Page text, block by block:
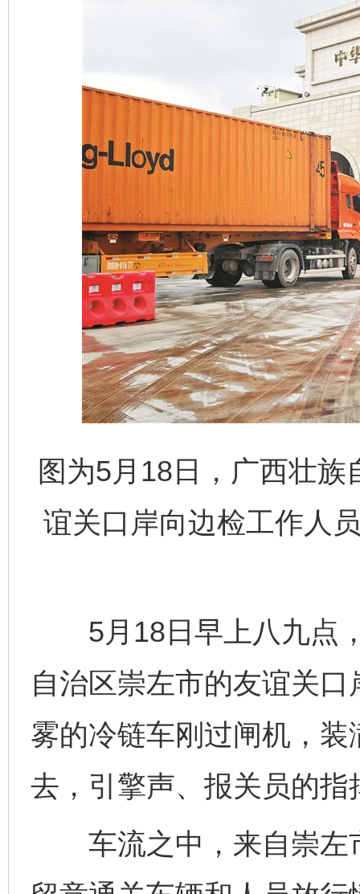
图为5月18日，广西壮
谊关口岸向边检工作人
5月18日早上八九点，
自治区崇左市的友谊关
雾的冷链车刚过闸机，
去，引擎声、报关员的指
车流之中，来自崇左